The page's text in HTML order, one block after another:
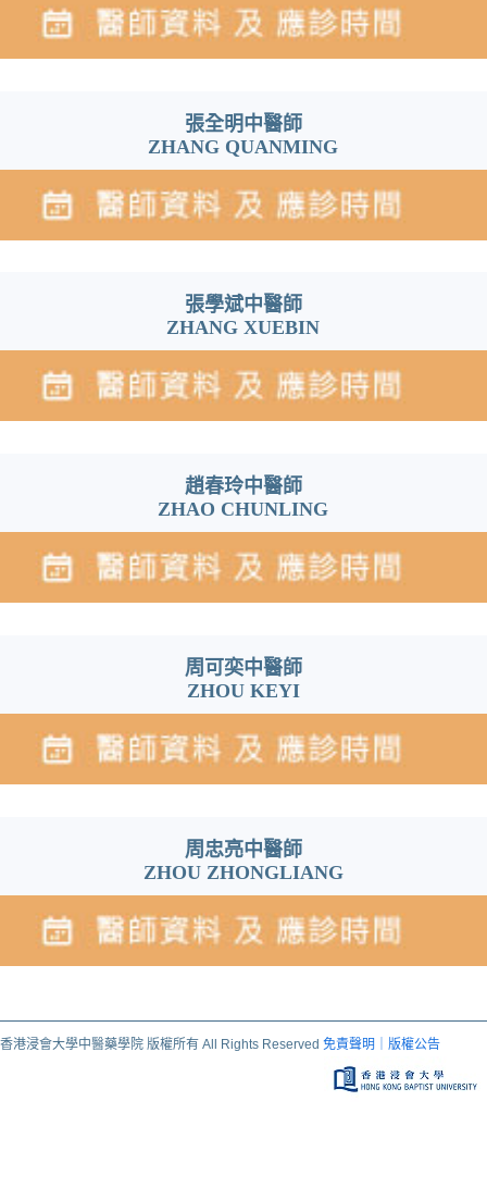
張全明中醫師
ZHANG QUANMING
張學斌中醫師
ZHANG XUEBIN
趙春玲中醫師
ZHAO CHUNLING
周可奕中醫師
ZHOU KEYI
周忠亮中醫師
ZHOU ZHONGLIANG
香港浸會大學中醫藥學院 版權所有 All Rights Reserved 免責聲明｜版權公告